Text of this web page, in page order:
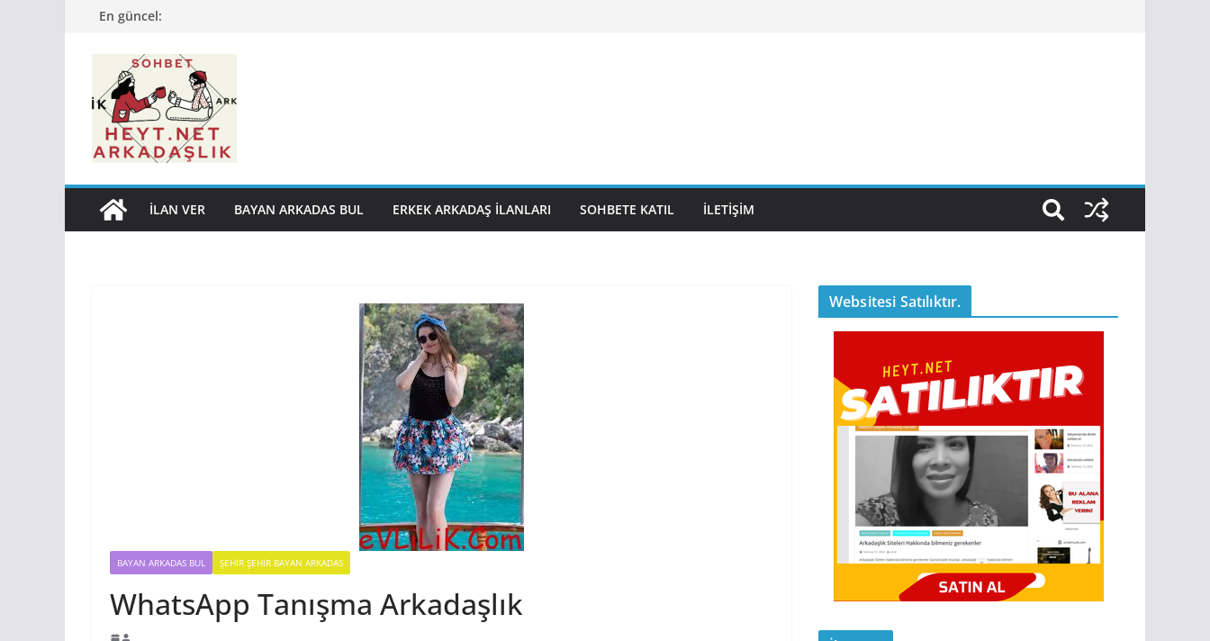
En güncel:
İLAN VER BAYAN ARKADAS BUL ERKEK ARKADAŞ İLANLARI SOHBETE KATIL İLETIŞIM
BAYAN ARKADAS BUL ŞEHIR ŞEHIR BAYAN ARKADAS
WhatsApp Tanışma Arkadaşlık
Websitesi Satılıktır.